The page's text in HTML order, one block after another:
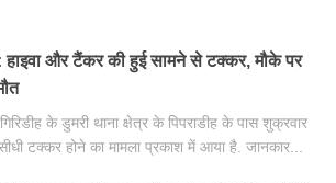
और टैंकर की हुई सामने से टक्कर, मौके पर
के डुमरी थाना क्षेत्र के पिपराडीह के पास शुक्रवार
टक्कर होने का मामला प्रकाश में आया है. जानकार...